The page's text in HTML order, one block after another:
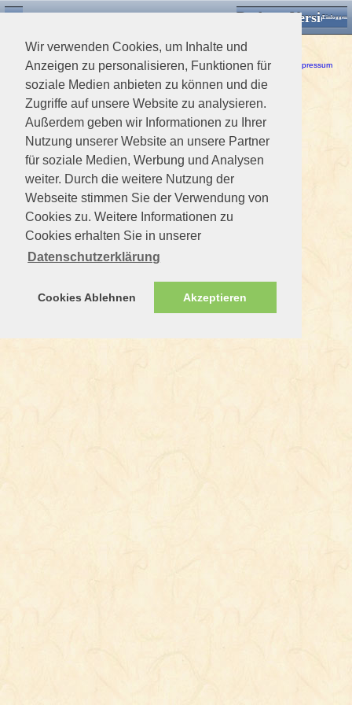
Wir verwenden Cookies, um Inhalte und
Anzeigen zu personalisieren, Funktionen für
soziale Medien anbieten zu können und die
Zugriffe auf unsere Website zu analysieren.
Außerdem geben wir Informationen zu Ihrer
Nutzung unserer Website an unsere Partner
für soziale Medien, Werbung und Analysen
weiter. Durch die weitere Nutzung der
Webseite stimmen Sie der Verwendung von
Cookies zu. Weitere Informationen zu
Cookies erhalten Sie in unserer
Datenschutzerklärung
Cookies Ablehnen Akzeptieren
Desktop VersionEinloggen
Ein Fehler ist aufgetreten!
Haftungsausschluss / Nutzungsbedingungen- Datenschutzerklärung Impressum